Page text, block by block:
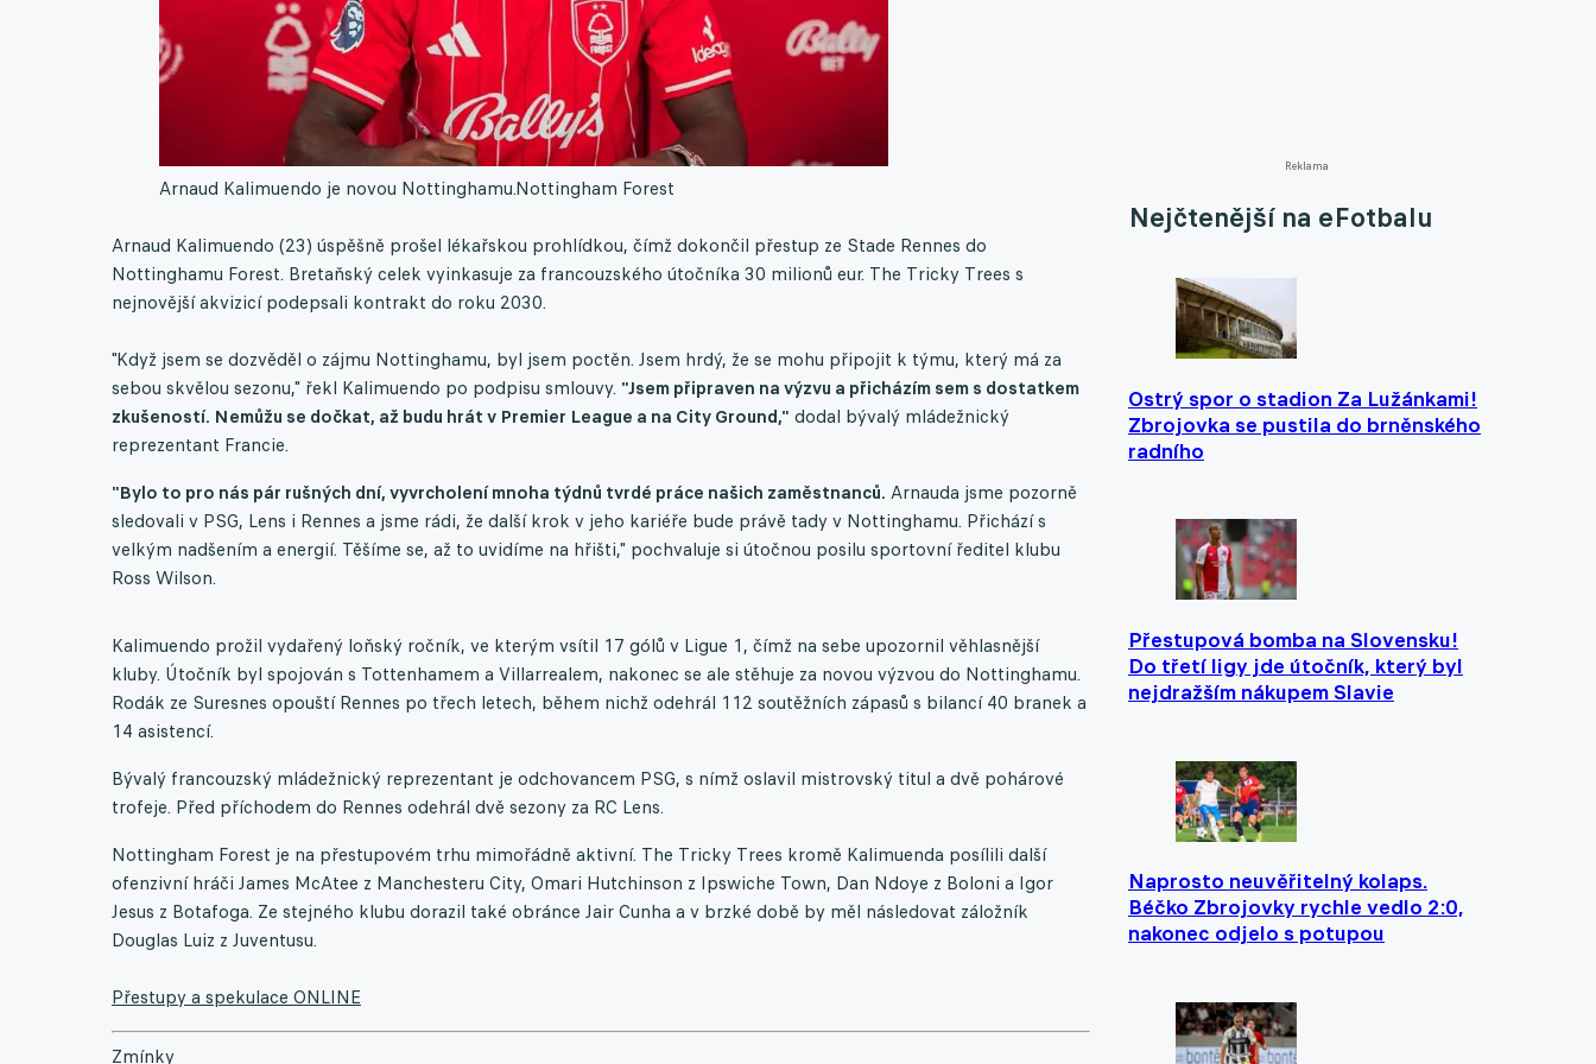
Reklama
Nejčtenější na eFotbalu
Ostrý spor o stadion Za Lužánkami!
Zbrojovka se pustila do brněnského
radního
Přestupová bomba na Slovensku!
Do třetí ligy jde útočník, který byl
nejdražším nákupem Slavie
Naprosto neuvěřitelný kolaps.
Béčko Zbrojovky rychle vedlo 2:0,
nakonec odjelo s potupou
Arnaud Kalimuendo je novou Nottinghamu.Nottingham Forest
Arnaud Kalimuendo (23) úspěšně prošel lékařskou prohlídkou, čímž dokončil přestup ze Stade Rennes do
Nottinghamu Forest. Bretaňský celek vyinkasuje za francouzského útočníka 30 milionů eur. The Tricky Trees s
nejnovější akvizicí podepsali kontrakt do roku 2030.
"Když jsem se dozvěděl o zájmu Nottinghamu, byl jsem poctěn. Jsem hrdý, že se mohu připojit k týmu, který má za
sebou skvělou sezonu," řekl Kalimuendo po podpisu smlouvy. "Jsem připraven na výzvu a přicházím sem s dostatkem
zkušeností. Nemůžu se dočkat, až budu hrát v Premier League a na City Ground," dodal bývalý mládežnický
reprezentant Francie.
"Bylo to pro nás pár rušných dní, vyvrcholení mnoha týdnů tvrdé práce našich zaměstnanců. Arnauda jsme pozorně
sledovali v PSG, Lens i Rennes a jsme rádi, že další krok v jeho kariéře bude právě tady v Nottinghamu. Přichází s
velkým nadšením a energií. Těšíme se, až to uvidíme na hřišti," pochvaluje si útočnou posilu sportovní ředitel klubu
Ross Wilson.
Kalimuendo prožil vydařený loňský ročník, ve kterým vsítil 17 gólů v Ligue 1, čímž na sebe upozornil věhlasnější
kluby. Útočník byl spojován s Tottenhamem a Villarrealem, nakonec se ale stěhuje za novou výzvou do Nottinghamu.
Rodák ze Suresnes opouští Rennes po třech letech, během nichž odehrál 112 soutěžních zápasů s bilancí 40 branek a
14 asistencí.
Bývalý francouzský mládežnický reprezentant je odchovancem PSG, s nímž oslavil mistrovský titul a dvě pohárové
trofeje. Před příchodem do Rennes odehrál dvě sezony za RC Lens.
Nottingham Forest je na přestupovém trhu mimořádně aktivní. The Tricky Trees kromě Kalimuenda posílili další
ofenzivní hráči James McAtee z Manchesteru City, Omari Hutchinson z Ipswiche Town, Dan Ndoye z Boloni a Igor
Jesus z Botafoga. Ze stejného klubu dorazil také obránce Jair Cunha a v brzké době by měl následovat záložník
Douglas Luiz z Juventusu.
Přestupy a spekulace ONLINE
Zmínky